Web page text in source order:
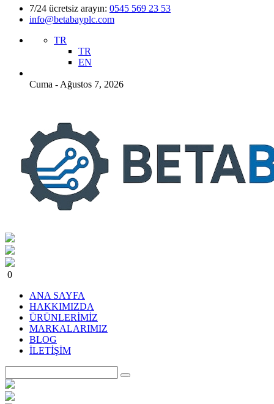
7/24 ücretsiz arayın: 0545 569 23 53
info@betabayplc.com
TR
TR
EN
Cuma - Ağustos 7, 2026
0
ANA SAYFA
HAKKIMIZDA
ÜRÜNLERİMİZ
MARKALARIMIZ
BLOG
İLETİŞİM